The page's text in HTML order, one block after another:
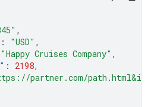
,
: "USD" ,
"Happy Cruises Company" ,
: 2198,
partner.com/